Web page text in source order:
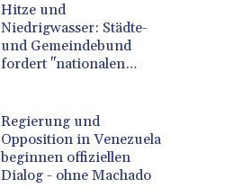
Hitze und
Niedrigwasser: Städte-
und Gemeindebund
fordert "nationalen
Regierung und
Opposition in Venezuela
beginnen offiziellen
Dialog - ohne Machado